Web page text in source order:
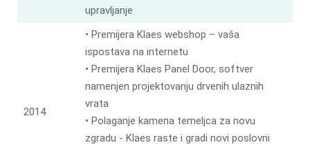
upravljanje
2014
• Premijera Klaes webshop – vaša
ispostava na internetu
• Premijera Klaes Panel Door, softver
namenjen projektovanju drvenih ulaznih
vrata
• Polaganje kamena temeljca za novu
zgradu - Klaes raste i gradi novi poslovni